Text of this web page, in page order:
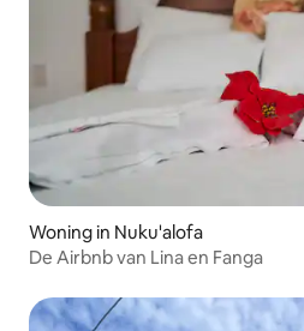
Woning in Nuku'alofa
De Airbnb van Lina en Fanga